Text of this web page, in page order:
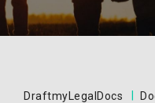
DraftmyLegalDocs